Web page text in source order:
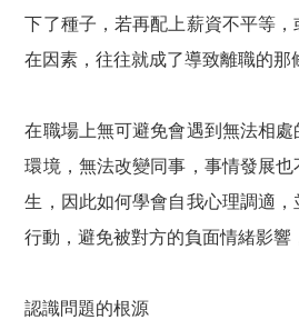
下了種子，若再配上薪資不平等
在因素，往往就成了導致離職的那
在職場上無可避免會遇到無法相
環境，無法改變同事，事情發展
生，因此如何學會自我心理調適
行動，避免被對方的負面情緒影響
認識問題的根源